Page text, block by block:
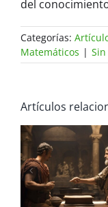
del
Categorías:
Matemáticos |
Artículos
El